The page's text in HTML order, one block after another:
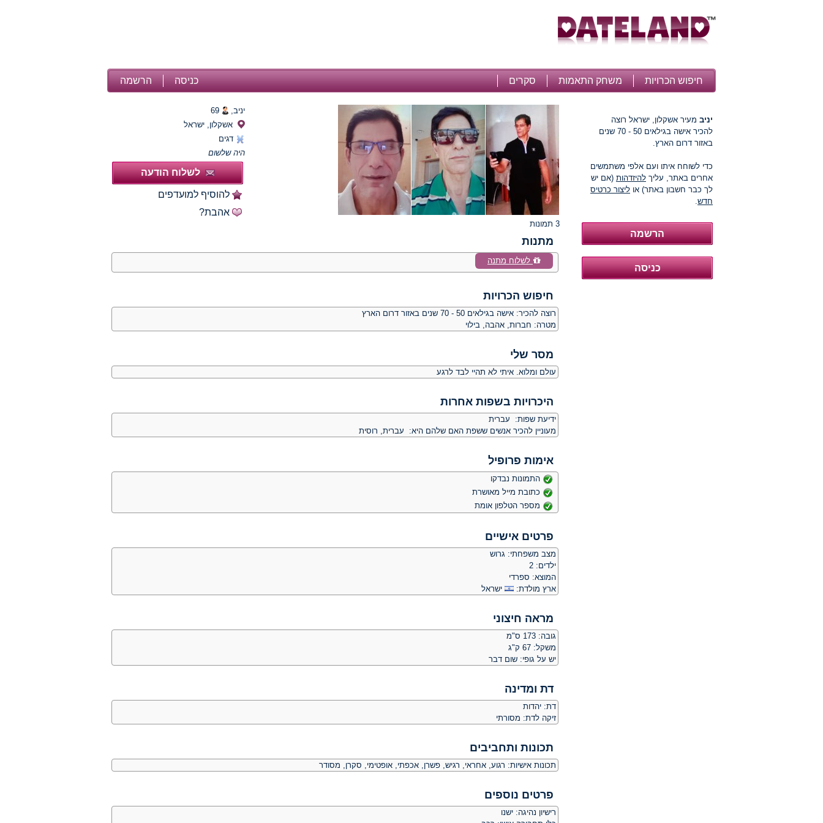
חיפוש הכרויות משחק התאמות סקרים הרשמה כניסה
יניב מעיר אשקלון, ישראל רוצה
להכיר אישה בגילאים 50 - 70 שנים
באזור דרום הארץ.
כדי לשוחח איתו ועם אלפי משתמשים
אחרים באתר, עליך להיזדהות (אם יש
לך כבר חשבון באתר) או ליצור כרטיס
חדש.
3 תמונות
יניב,
69
אשקלון, ישראל
דגים
היה שלשום
לשלוח הודעה
להוסיף למועדפים
אהבת?
מתנות
לשלוח מתנה
חיפוש הכרויות
רוצה להכיר: אישה בגילאים 50 - 70 שנים באזור דרום הארץ
מטרה: חברות, אהבה, בילוי
מסר שלי
עולם ומלוא. איתי לא תהיי לבד לרגע
היכרויות בשפות אחרות
ידיעת שפות: עברית
מעוניין להכיר אנשים ששפת האם שלהם היא: עברית, רוסית
אימות פרופיל
התמונות נבדקו
כתובת מייל מאושרת
מספר הטלפון אומת
פרטים אישיים
מצב משפחתי: גרוש
ילדים: 2
המוצא: ספרדי
ארץ מולדת:
ישראל
מראה חיצוני
גובה: 173 ס"מ
משקל: 67 ק"ג
יש על גופי: שום דבר
דת ומדינה
דת: יהדות
זיקה לדת: מסורתי
תכונות ותחביבים
תכונות אישיות: רגוע, אחראי, רגיש, פשרן, אכפתי, אופטימי, סקרן, מסודר
פרטים נוספים
רישיון נהיגה: ישנו